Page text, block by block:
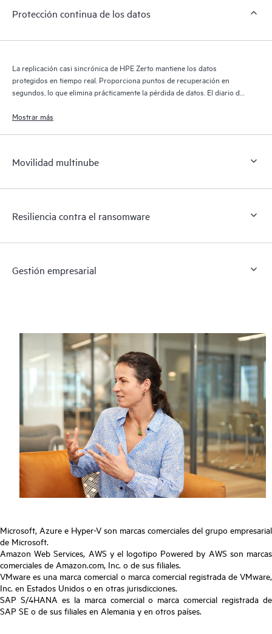
Protección continua de los datos
La replicación casi sincrónica de HPE Zerto mantiene los datos
protegidos en tiempo real. Proporciona puntos de recuperación en
segundos, lo que elimina prácticamente la pérdida de datos. El diario de
durante 30 días, lo que proporciona una recuperación granular y
Mostrar más
Movilidad multinube
Resiliencia contra el ransomware
Gestión empresarial
Microsoft, Azure e Hyper-V son marcas comerciales del grupo empresarial
de Microsoft.
Amazon Web Services, AWS y el logotipo Powered by AWS son marcas
comerciales de Amazon.com, Inc. o de sus filiales.
VMware es una marca comercial o marca comercial registrada de VMware,
Inc. en Estados Unidos o en otras jurisdicciones.
SAP S/4HANA es la marca comercial o marca comercial registrada de
SAP SE o de sus filiales en Alemania y en otros países.